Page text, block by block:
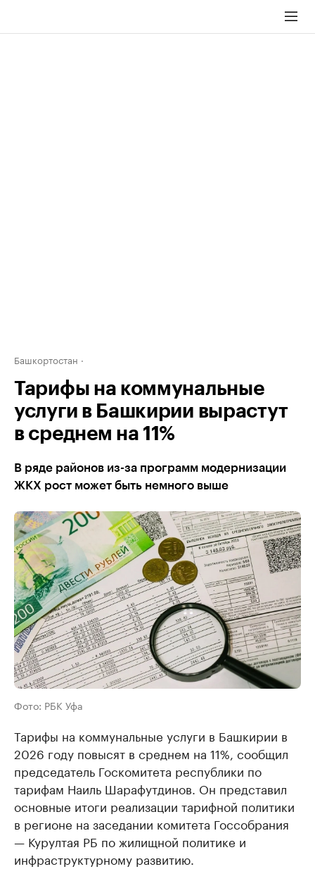
Башкортостан
Тарифы на коммунальные
услуги в Башкирии вырастут
в среднем на 11%
В ряде районов из-за программ модернизации
ЖКХ рост может быть немного выше
Фото: РБК Уфа
Тарифы на коммунальные услуги в Башкирии в
2026 году повысят в среднем на 11%, сообщил
председатель Госкомитета республики по
тарифам Наиль Шарафутдинов. Он представил
основные итоги реализации тарифной политики
в регионе на заседании комитета Госсобрания
— Курултая РБ по жилищной политике и
инфраструктурному развитию.